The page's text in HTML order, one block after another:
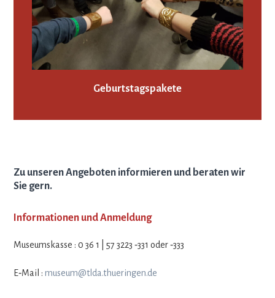
Geburtstagspakete
Zu unseren Angeboten informieren und beraten wir
Sie gern.
Informationen und Anmeldung
Muse­ums­kasse : 0 36 1 | 57 3223 ‑331 oder ‑333
E‑Mail :museum@tlda.thueringen.de